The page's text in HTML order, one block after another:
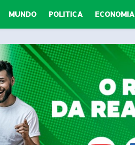
MUNDO POLITICA ECONOMIA